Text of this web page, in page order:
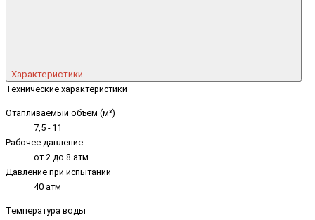
Характеристики
Технические характеристики
Отапливаемый объём (м³)
7,5 - 11
Рабочее давление
от 2 до 8 атм
Давление при испытании
40 атм
Температура воды